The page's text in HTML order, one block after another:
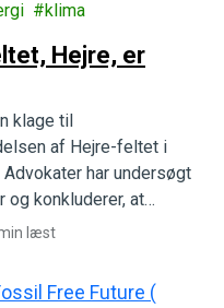
klima
Hejre, er
klage til
af Hejre-feltet i
har undersøgt
og konkluderer, at
lovgivning.
læst